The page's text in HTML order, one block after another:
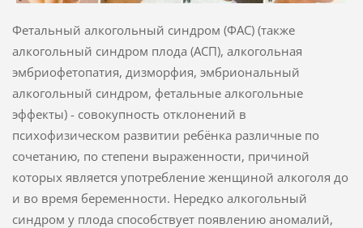
Фетальный алкогольный синдром (ФАС) (также
алкогольный синдром плода (АСП), алкогольная
эмбриофетопатия, дизморфия, эмбриональный
алкогольный синдром, фетальные алкогольные
эффекты) - совокупность отклонений в
психофизическом развитии ребёнка различные по
сочетанию, по степени выраженности, причиной
которых является употребление женщиной алкоголя до
и во время беременности. Нередко алкогольный
синдром у плода способствует появлению аномалий,